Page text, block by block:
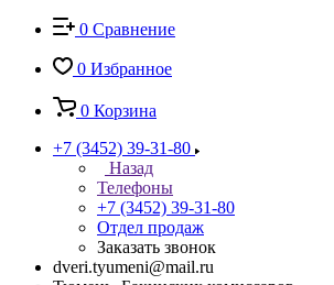
0 Сравнение
0 Избранное
0 Корзина
+7 (3452) 39-31-80
Назад
Телефоны
+7 (3452) 39-31-80
Отдел продаж
Заказать звонок
dveri.tyumeni@mail.ru